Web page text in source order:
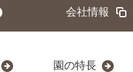
会社情報
園の特長